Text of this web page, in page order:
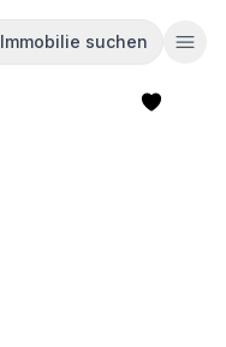
Immobilie suchen